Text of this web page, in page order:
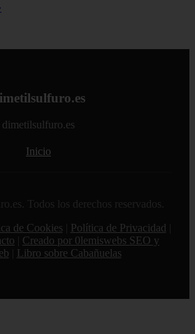
dimetilsulfuro.es
Inicio
Todos los derechos reservados.
de Cookies Política de Privacidad
Creado por 0lemiswebs SEO y
Libro sobre Cabañuelas